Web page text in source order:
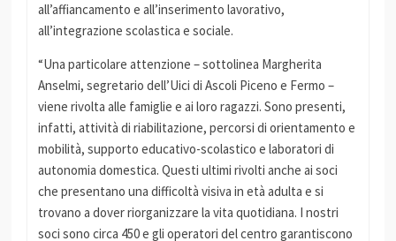
all’affiancamento e all’inserimento lavorativo,
all’integrazione scolastica e sociale.
“Una particolare attenzione – sottolinea Margherita
Anselmi, segretario dell’Uici di Ascoli Piceno e Fermo –
viene rivolta alle famiglie e ai loro ragazzi. Sono presenti,
infatti, attività di riabilitazione, percorsi di orientamento e
mobilità, supporto educativo-scolastico e laboratori di
autonomia domestica. Questi ultimi rivolti anche ai soci
che presentano una difficoltà visiva in età adulta e si
trovano a dover riorganizzare la vita quotidiana. I nostri
soci sono circa 450 e gli operatori del centro garantiscono